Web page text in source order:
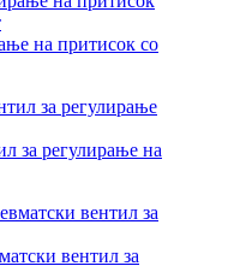
на притисок со
за регулирање на
вентил за